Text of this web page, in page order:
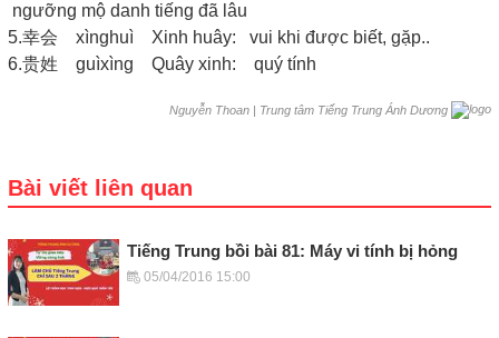
ngưỡng mộ danh tiếng đã lâu
5.幸会 xìnghuì Xinh huây: vui khi được biết, gặp..
6.贵姓 guìxìng Quây xinh: quý tính
Nguyễn Thoan | Trung tâm Tiếng Trung Ánh Dương
Bài viết liên quan
Tiếng Trung bồi bài 81: Máy vi tính bị hỏng
05/04/2016 15:00